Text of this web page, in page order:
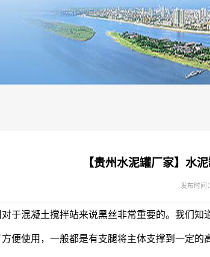
【贵州水泥罐厂家】水
发布时间
于混凝土搅拌站来说黑丝非常重要的。我们
便使用，一般都是有支腿将主体支撑到一定的